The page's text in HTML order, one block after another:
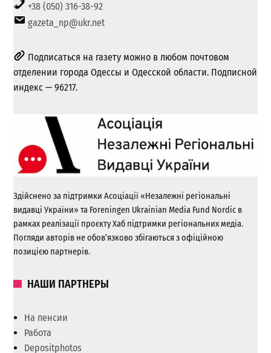
+38 (050) 316-38-92
gazeta_np@ukr.net
Подписаться на газету можно в любом почтовом
отделении города Одессы и Одесской области. Подписной
индекс — 96217.
Здійснено за підтримки Асоціації «Незалежні регіональні
видавці України» та Foreningen Ukrainian Media Fund Nordic в
рамках реалізації проєкту Хаб підтримки регіональних медіа.
Погляди авторів не обов’язково збігаються з офіційною
позицією партнерів.
НАШИ ПАРТНЕРЫ
На пенсии
Работа
Depositphotos